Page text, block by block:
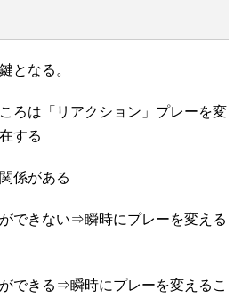
となる。
ろは「リアクション」プレーを変
する
係がある
できない⇒瞬時にプレーを変える
できる⇒瞬時にプレーを変えるこ